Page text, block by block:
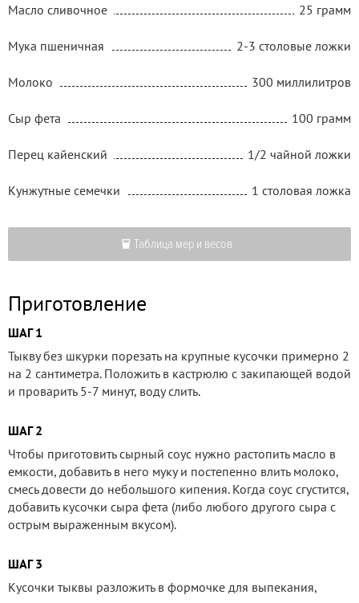
Масло сливочное 25 грамм
Мука пшеничная 2-3 столовые ложки
Молоко 300 миллилитров
Сыр фета 100 грамм
Перец кайенский 1/2 чайной ложки
Кунжутные семечки 1 столовая ложка
Таблица мер и весов
Приготовление
ШАГ 1
Тыкву без шкурки порезать на крупные кусочки примерно 2
на 2 сантиметра. Положить в кастрюлю с закипающей водой
и проварить 5-7 минут, воду слить.
ШАГ 2
Чтобы приготовить сырный соус нужно растопить масло в
емкости, добавить в него муку и постепенно влить молоко,
смесь довести до небольшого кипения. Когда соус сгустится,
добавить кусочки сыра фета (либо любого другого сыра с
острым выраженным вкусом).
ШАГ 3
Кусочки тыквы разложить в формочке для выпекания,